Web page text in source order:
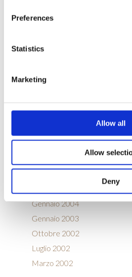
Preferences
Statistics
Marketing
Allow all
Allow
Deny
Agosto 2014
Ottobre 2012
Marzo 2008
Agosto 2006
Gennaio 2004
Gennaio 2003
Ottobre 2002
Luglio 2002
Marzo 2002